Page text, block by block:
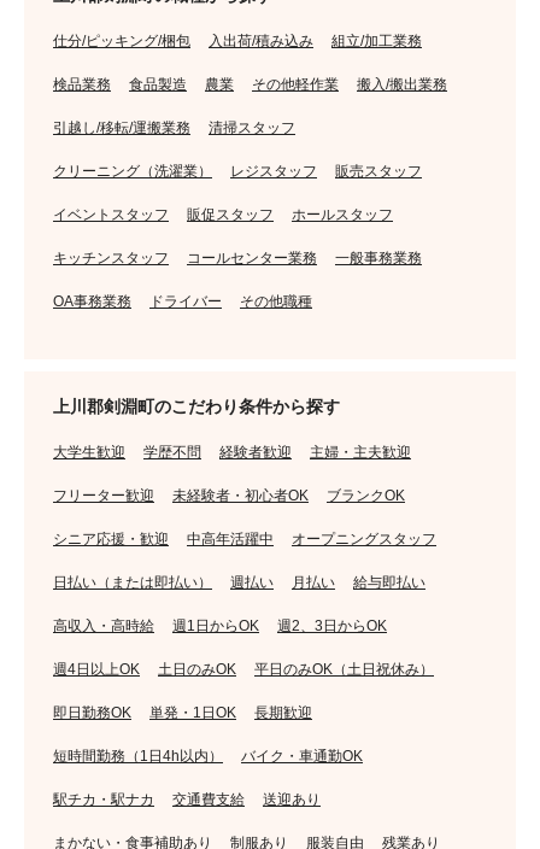
仕分/ピッキング/梱包 入出荷/積み込み 組立/加工業務
検品業務 食品製造 農業 その他軽作業 搬入/搬出業務
引越し/移転/運搬業務 清掃スタッフ
クリーニング（洗濯業） レジスタッフ 販売スタッフ
イベントスタッフ 販促スタッフ ホールスタッフ
キッチンスタッフ コールセンター業務 一般事務業務
OA事務業務 ドライバー その他職種
上川郡剣淵町のこだわり条件から探す
大学生歓迎 学歴不問 経験者歓迎 主婦・主夫歓迎
フリーター歓迎 未経験者・初心者OK ブランクOK
シニア応援・歓迎 中高年活躍中 オープニングスタッフ
日払い（または即払い） 週払い 月払い 給与即払い
高収入・高時給 週1日からOK 週2、3日からOK
週4日以上OK 土日のみOK 平日のみOK（土日祝休み）
即日勤務OK 単発・1日OK 長期歓迎
短時間勤務（1日4h以内） バイク・車通勤OK
駅チカ・駅ナカ 交通費支給 送迎あり
まかない・食事補助あり 制服あり 服装自由 残業あり